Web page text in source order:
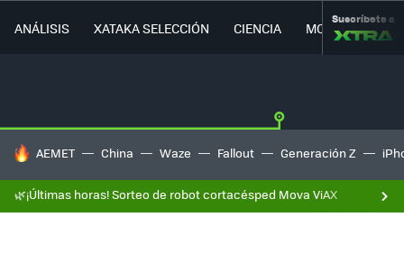
ANÁLISIS XATAKA SELECCIÓN CIENCIA MOVILIDAD
Suscríbete a
HOY SE HABLA DE
AEMET China Waze Fallout Generación Z
🌿¡Últimas horas! Sorteo de robot cortacésped Mova ViAX